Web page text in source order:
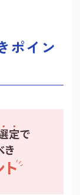
ポイン